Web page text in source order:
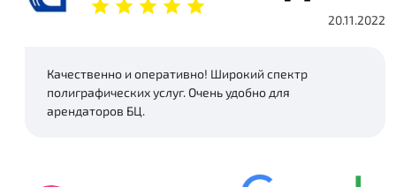
20.11.2022
Качественно и оперативно! Широкий спектр
полиграфических услуг. Очень удобно для
арендаторов БЦ.